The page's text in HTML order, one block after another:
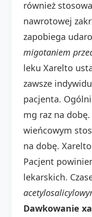
również
nawrotowej
zapobiega
migotaniem
leku Xarelto
zawsze
pacjenta.
mg raz na
wieńcowym
na dobę.
Pacjent
lekarskich.
Dawkowanie